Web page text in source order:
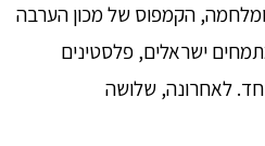
הקמפוס של מכון הערבה
ישראלים, פלסטינים
יחד. לאחרונה, שלושה